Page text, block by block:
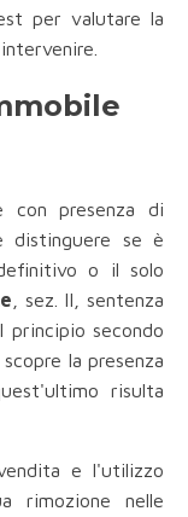
per valutare la
con presenza di
distinguere se è
o il solo
, sez. II, sentenza
principio secondo
la presenza
risulta
e l'utilizzo
rimozione nelle